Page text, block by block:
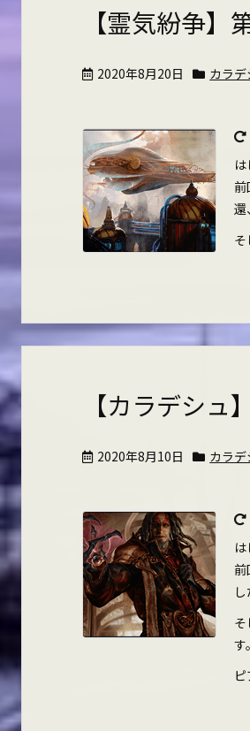
【霊気紛争】
2020年8月20日 カラデ
還
【カラデシュ
2020年8月10日 カラデ
し
す。